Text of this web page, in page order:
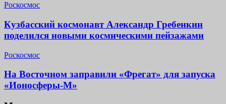
Роскосмос
Кузбасский космонавт Александр Гребенкин
поделился новыми космическими пейзажами
Роскосмос
На Восточном заправили «Фрегат» для запуска
«Ионосферы-М»